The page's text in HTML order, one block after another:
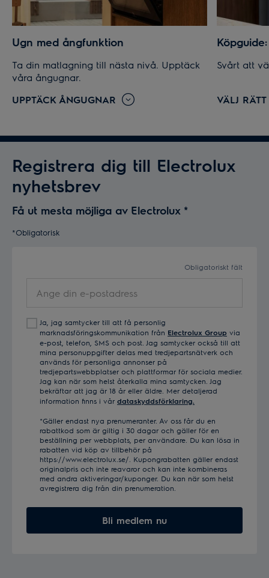
Ugn med ångfunktion
Ta din matlagning till nästa nivå. Upptäck
våra ångugnar.
UPPTÄCK ÅNGUGNAR
Svårt att
VÄLJ
Registrera dig till Electrolux
nyhetsbrev
Få ut mesta möjliga av Electrolux *
*Obligatorisk
Obligatoriskt fält
din
postadress
Ja, jag samtycker till att få personlig
marknadsföringskommunikation från Electrolux Group via
e-post, telefon, SMS och post. Jag samtycker också till att
mina personuppgifter delas med tredjepartsnätverk och
används för personliga annonser på
tredjepartswebbplatser och plattformar för sociala medier.
Jag kan när som helst återkalla mina samtycken. Jag
bekräftar att jag är 18 år eller äldre. Mer detaljerad
information finns i vår dataskyddsförklaring.
*Gäller endast nya prenumeranter. Av oss får du en
rabattkod som är giltig i 30 dagar och gäller för en
beställning per webbplats, per användare. Du kan lösa in
rabatten vid köp av tillbehör på
https://www.electrolux.se/. Kupongrabatten gäller endast
originalpris och inte reavaror och kan inte kombineras
med andra aktiveringar/kuponger. Du kan när som helst
avregistrera dig från din prenumeration.
Bli medlem nu